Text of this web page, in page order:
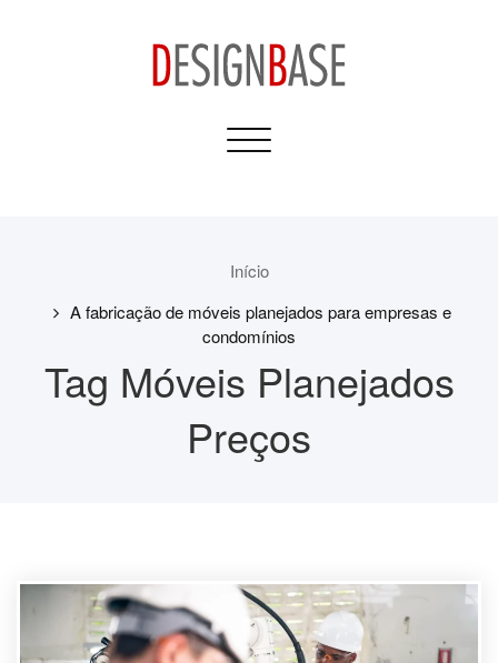
Toggle
Início
A fabricação de móveis planejados para empresas e
condomínios
Tag Móveis Planejados
Preços